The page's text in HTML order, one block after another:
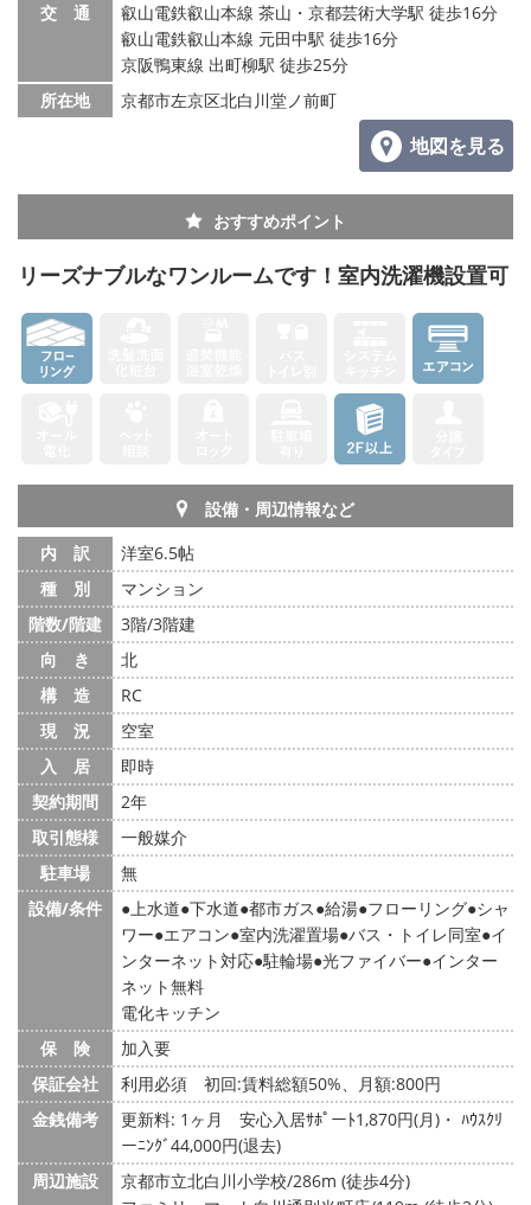
交 通
叡山電鉄叡山本線 茶山・京都芸術大学駅 徒歩16分
叡山電鉄叡山本線 元田中駅 徒歩16分
京阪鴨東線 出町柳駅 徒歩25分
所在地
京都市左京区北白川堂ノ前町
地図を見る
おすすめポイント
リーズナブルなワンルームです！室内洗濯機設置可
設備・周辺情報など
内 訳
洋室6.5帖
種 別
マンション
階数/階建
3階/3階建
向 き
北
構 造
RC
現 況
空室
入 居
即時
契約期間
2年
取引態様
一般媒介
駐車場
無
設備/条件
上水道 下水道 都市ガス 給湯 フローリング シャ
ワー エアコン 室内洗濯置場 バス・トイレ同室 イ
ンターネット対応 駐輪場 光ファイバー インター
ネット無料
電化キッチン
保 険
加入要
保証会社
利用必須 初回:賃料総額50%、月額:800円
金銭備考
更新料: 1ヶ月
安心入居ｻﾎﾟーﾄ1,870円(月)・ ﾊｳｽｸﾘ
ーﾆﾝｸﾞ44,000円(退去)
周辺施設
京都市立北白川小学校/286m (徒歩4分)